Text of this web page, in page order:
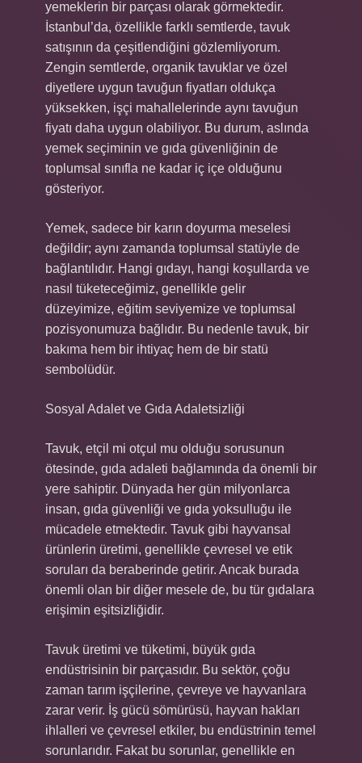
yemeklerin bir parçası olarak görmektedir.
İstanbul’da, özellikle farklı semtlerde, tavuk
satışının da çeşitlendiğini gözlemliyorum.
Zengin semtlerde, organik tavuklar ve özel
diyetlere uygun tavuğun fiyatları oldukça
yüksekken, işçi mahallelerinde aynı tavuğun
fiyatı daha uygun olabiliyor. Bu durum, aslında
yemek seçiminin ve gıda güvenliğinin de
toplumsal sınıfla ne kadar iç içe olduğunu
gösteriyor.
Yemek, sadece bir karın doyurma meselesi
değildir; aynı zamanda toplumsal statüyle de
bağlantılıdır. Hangi gıdayı, hangi koşullarda ve
nasıl tüketeceğimiz, genellikle gelir
düzeyimize, eğitim seviyemize ve toplumsal
pozisyonumuza bağlıdır. Bu nedenle tavuk, bir
bakıma hem bir ihtiyaç hem de bir statü
sembolüdür.
Sosyal Adalet ve Gıda Adaletsizliği
Tavuk, etçil mi otçul mu olduğu sorusunun
ötesinde, gıda adaleti bağlamında da önemli bir
yere sahiptir. Dünyada her gün milyonlarca
insan, gıda güvenliği ve gıda yoksulluğu ile
mücadele etmektedir. Tavuk gibi hayvansal
ürünlerin üretimi, genellikle çevresel ve etik
soruları da beraberinde getirir. Ancak burada
önemli olan bir diğer mesele de, bu tür gıdalara
erişimin eşitsizliğidir.
Tavuk üretimi ve tüketimi, büyük gıda
endüstrisinin bir parçasıdır. Bu sektör, çoğu
zaman tarım işçilerine, çevreye ve hayvanlara
zarar verir. İş gücü sömürüsü, hayvan hakları
ihlalleri ve çevresel etkiler, bu endüstrinin temel
sorunlarıdır. Fakat bu sorunlar, genellikle en